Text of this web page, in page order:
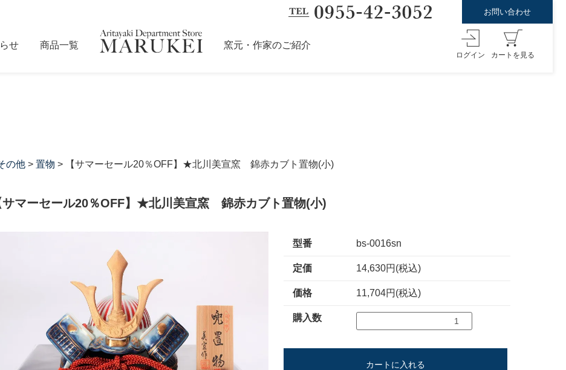
お問い合わせ
せ 商品一覧 窯元・作家のご紹介
ログイン カートを見る
の他 > 置物 > 【サマーセール20％OFF】★北川美宣窯 錦赤カブト置物(小)
サマーセール20％OFF】★北川美宣窯 錦赤カブト置物(小)
型番 bs-0016sn
定価 14,630円(税込)
価格 11,704円(税込)
購入数
カートに入れる